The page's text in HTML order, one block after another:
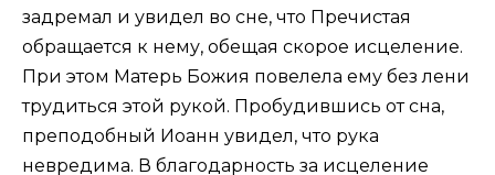
задремал и увидел во сне, что Пречистая
обращается к нему, обещая скорое исцеление.
При этом Матерь Божия повелела ему без лени
трудиться этой рукой. Пробудившись от сна,
преподобный Иоанн увидел, что рука
невредима. В благодарность за исцеление